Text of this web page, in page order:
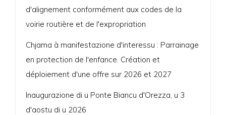
d'alignement conformément aux codes de la
voirie routière et de l'expropriation
Chjama à manifestazione d'interessu : Parrainage
en protection de l'enfance. Création et
déploiement d'une offre sur 2026 et 2027
Inaugurazione di u Ponte Biancu d'Orezza, u 3
d'aostu di u 2026